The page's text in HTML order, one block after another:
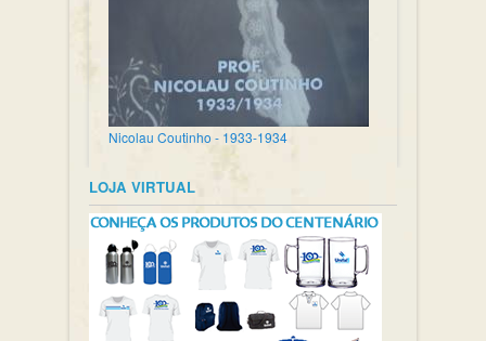
Nicolau Coutinho - 1933-1934
LOJA VIRTUAL